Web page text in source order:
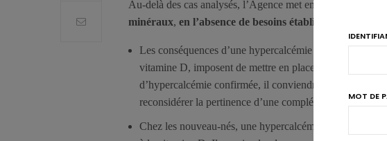
Au-delà des cas analysés, l’Agence met en garde contre la
minéraux, en l’absence de besoins établis
Les conséquences d’une hypercalcémie sur la santé du
vitamine D, imposent de mettre en place des
d’hypercalcémie confirmée, il conviendra d’en
reconsidérer la pertinence d’une complémentation de la
Chez les nouveau-nés, une hypercalcémie inexpliquée
MOT DE